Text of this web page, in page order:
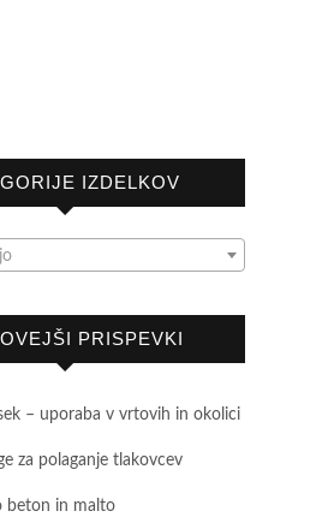
IZDELKOV
PRISPEVKI
– uporaba v vrtovih in okolici
za polaganje tlakovcev
beton in malto